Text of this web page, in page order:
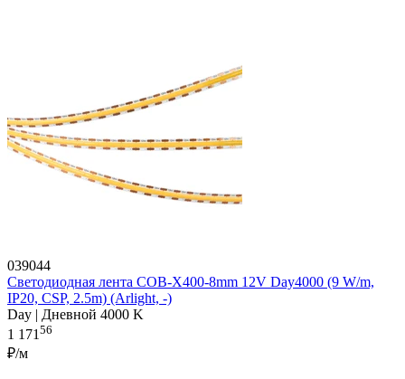
039044
Светодиодная лента COB-X400-8mm 12V Day4000 (9 W/m,
IP20, CSP, 2.5m) (Arlight, -)
Day | Дневной 4000 K
1 17156
₽/м